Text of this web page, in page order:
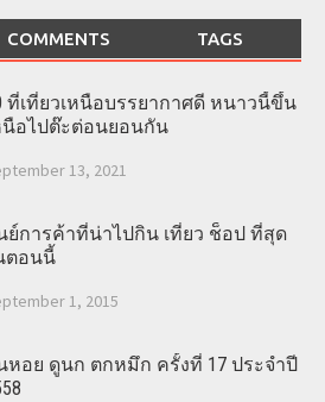
COMMENTS TAGS
ที่เที่ยวเหนือบรรยากาศดี หนาวนี้ขึ้น
นือไปต๊ะต่อนยอนกัน
13, 2021
ย์การค้าที่น่าไปกิน เที่ยว ช็อป ที่สุด
ตอนนี้
1, 2015
หอย ดูนก ตกหมึก ครั้งที่ 17 ประจำปี